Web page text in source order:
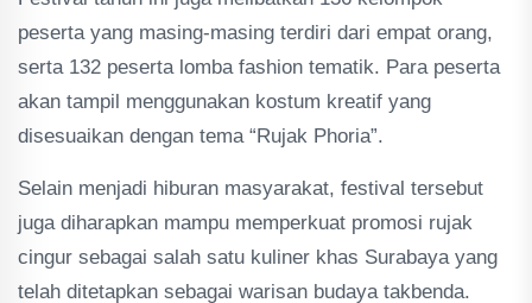
peserta yang masing-masing terdiri dari empat orang,
serta 132 peserta lomba fashion tematik. Para peserta
akan tampil menggunakan kostum kreatif yang
disesuaikan dengan tema “Rujak Phoria”.
Selain menjadi hiburan masyarakat, festival tersebut
juga diharapkan mampu memperkuat promosi rujak
cingur sebagai salah satu kuliner khas Surabaya yang
telah ditetapkan sebagai warisan budaya takbenda.